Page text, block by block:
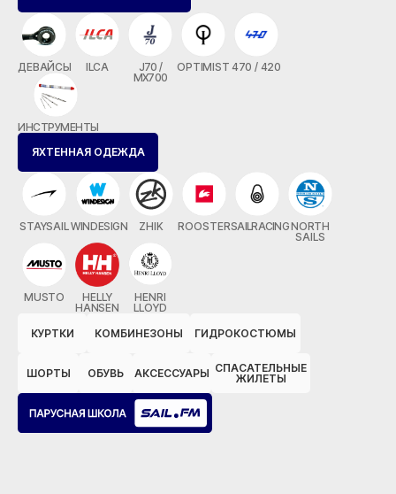
ДЕВАЙСЫ ILCA
J70 /
MX700
OPTIMIST 470 / 420
ИНСТРУМЕНТЫ
ЯХТЕННАЯ ОДЕЖДА
STAYSAILWINDESIGN ZHIK ROOSTERSAILRACINGNORTH
SAILS
MUSTO
HELLY
HANSEN
HENRI
LLOYD
КУРТКИ
КОМБИНЕЗОНЫ ГИДРОКОСТЮМЫ
ШОРТЫ ОБУВЬ АКСЕССУАРЫ СПАСАТЕЛЬНЫЕ
ЖИЛЕТЫ